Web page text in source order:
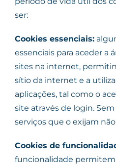
ser:
Cookies essenciais:
essenciais para aceder a
sites na internet,
sítio da internet e a
aplicações, tal como o
site através de login.
serviços que o exijam
Cookies de
funcionalidade permitem